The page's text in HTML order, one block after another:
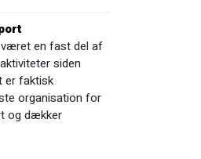
været en fast del af
siden
er faktisk
organisation for
og dækker